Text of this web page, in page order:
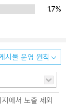
강(교재 내 할인
사 6. 무료 해커스
1.7%
시물 운영 원칙